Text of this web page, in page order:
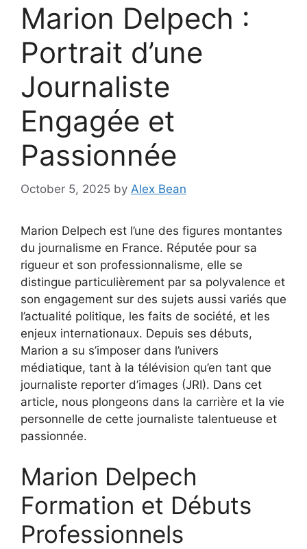
Marion Delpech :
Portrait d’une
Journaliste
Engagée et
Passionnée
October 5, 2025 by Alex Bean
Marion Delpech est l’une des figures montantes
du journalisme en France. Réputée pour sa
rigueur et son professionnalisme, elle se
distingue particulièrement par sa polyvalence et
son engagement sur des sujets aussi variés que
l’actualité politique, les faits de société, et les
enjeux internationaux. Depuis ses débuts,
Marion a su s’imposer dans l’univers
médiatique, tant à la télévision qu’en tant que
journaliste reporter d’images (JRI). Dans cet
article, nous plongeons dans la carrière et la vie
personnelle de cette journaliste talentueuse et
passionnée.
Marion Delpech
Formation et Débuts
Professionnels